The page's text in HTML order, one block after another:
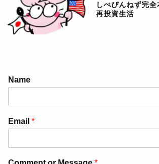
しべぴんねず完
再投資生活
Name
Email *
ぴんねず☆ごはん